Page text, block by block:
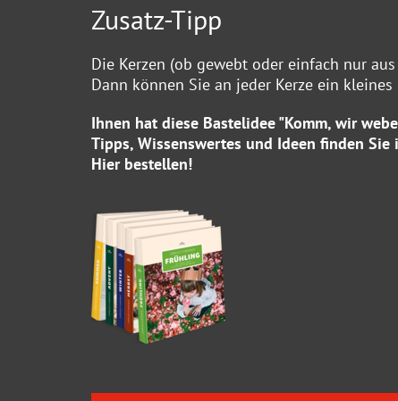
Zusatz-Tipp
Die Kerzen (ob gewebt oder einfach nur
Dann können Sie an jeder Kerze ein
Ihnen hat diese Bastelidee "Komm, wir
Tipps, Wissenswertes und Ideen finden
Hierbestellen!